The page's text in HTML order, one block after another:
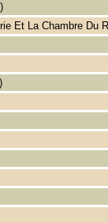
Et La Chambre Du